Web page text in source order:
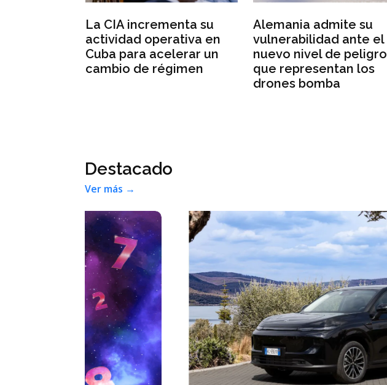
La CIA incrementa su
actividad operativa en
Cuba para acelerar un
cambio de régimen
Alemania admite su
vulnerabilidad ante el
nuevo nivel de peligro
que representan los
drones bomba
Destacado
Ver más →